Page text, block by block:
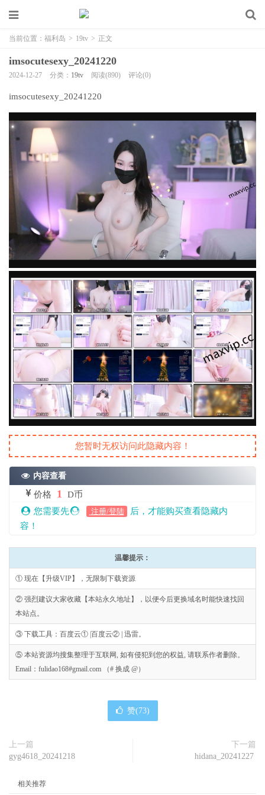
当前位置： 福利岛 > 19tv > 正文
imsocutesexy_20241220
2024-12-27 分类： 19tv 阅读(890) 评论(0)
imsocutesexy_20241220
您暂时无权访问此隐藏内容！
内容查看
价格 1
D币
您需要先
注册/登陆
后，才能购买查看隐藏内
容！
温馨提示：
① 现在【升级VIP】，无限制下载资源
② 强烈建议大家收藏【本站永久地址】，以便今后更换域名时能快速找回
本站点。
③ 下载工具：百度云① |百度云② | 迅雷。
⑤ 本站资源均搜集整理于互联网, 如有侵犯到您的权益, 请联系作者删除。
Email：fulidao168#gmail.com （# 换成 @）
赞(73)
上一篇
gyg4618_20241218
下一篇
hidana_20241227
相关推荐